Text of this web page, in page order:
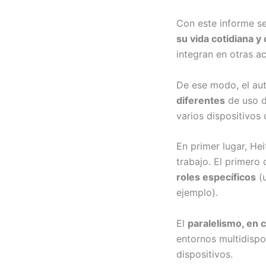
Con este informe
su vida cotidiana
integran en otras
De ese modo, el
diferentes de uso
varios dispositivos
En primer lugar,
trabajo. El primero
roles específicos
ejemplo).
El paralelismo, en
entornos
dispositivos.